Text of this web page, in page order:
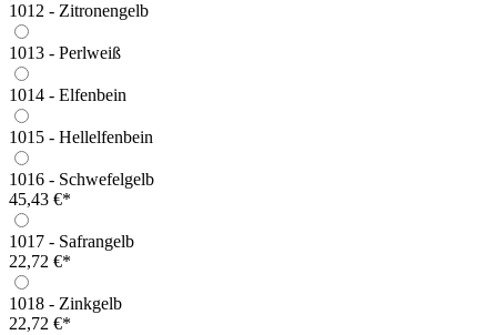
1012 - Zitronengelb
1013 - Perlweiß
1014 - Elfenbein
1015 - Hellelfenbein
1016 - Schwefelgelb
45,43 €*
1017 - Safrangelb
22,72 €*
1018 - Zinkgelb
22,72 €*